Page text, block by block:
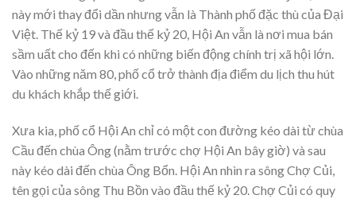
này mới thay đổi dần nhưng vẫn là Thành phố đặc thù của Đại
Việt. Thế kỷ 19 và đầu thế kỷ 20, Hội An vẫn là nơi mua bán
sầm uất cho đến khi có những biến động chính trị xã hội lớn.
Vào những năm 80, phố cổ trở thành địa điểm du lịch thu hút
du khách khắp thế giới.
Xưa kia, phố cổ Hội An chỉ có một con đường kéo dài từ chùa
Cầu đến chùa Ông (nằm trước chợ Hội An bây giờ) và sau
này kéo dài đến chùa Ông Bổn. Hội An nhìn ra sông Chợ Củi,
tên gọi của sông Thu Bồn vào đầu thế kỷ 20. Chợ Củi có quy